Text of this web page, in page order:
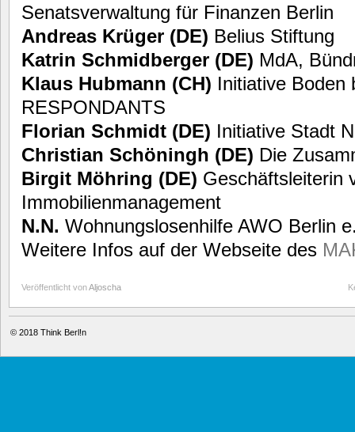
Senatsverwaltung für Finanzen Berlin
Andreas Krüger (DE) Belius Stiftung
Katrin Schmidberger (DE) MdA,
Klaus Hubmann (CH) Initiative Boden
RESPONDANTS
Florian Schmidt (DE) Initiative Stadt
Christian Schöningh (DE) Die
Birgit Möhring (DE) Geschäftsleiterin
Immobilienmanagement
N.N. Wohnungslosenhilfe AWO Berlin
Weitere Infos auf der Webseite des
Veröffentlicht vonAljoscha
© 2018 Think Berl!n